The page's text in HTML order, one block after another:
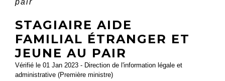
pair
STAGIAIRE AIDE
FAMILIAL ÉTRANGER ET
JEUNE AU PAIR
Vérifié le 01 Jan 2023 - Direction de l'information légale et
administrative (Première ministre)